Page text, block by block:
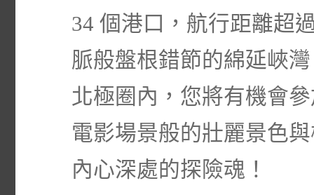
34 個港口，航行距離超
脈般盤根錯節的綿延峽
北極圈內，您將有機會
電影場景般的壯麗景色
內心深處的探險魂！